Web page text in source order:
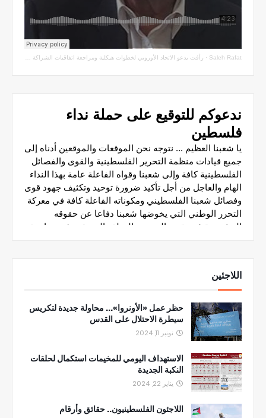
Saleh Rafat
· رأفت يدعو الاتحاد الأوروبي لخطوات هيكلية ومراجعة اتفاقيات الشراكة مع سلطة الاحتلال
اللاجئين
حظر عمل «الأونروا»... محاولة جديدة لتكريس
سيطرة الاحتلال على القدس
نونبر 11, 2024
الاستهداف اليومي للمخيمات استكمال لحلقات
النكبة الجديدة
يناير 22, 2024
اللاجئون الفلسطينيون.. حقائق وأرقام